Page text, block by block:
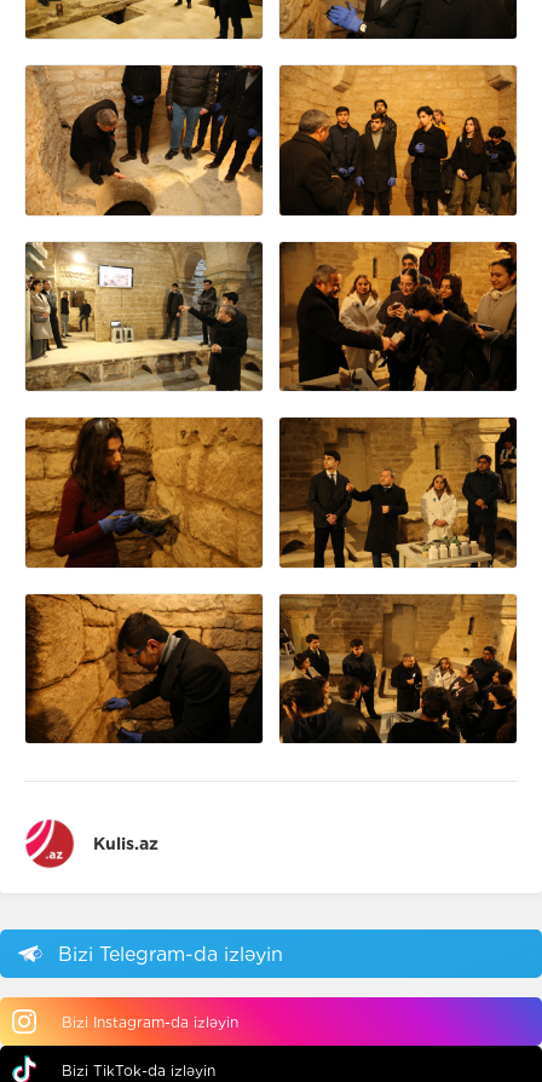
Kulis.az
Bizi Telegram-da izləyin
Bizi Instagram-da izləyin
Bizi TikTok-da izləyin